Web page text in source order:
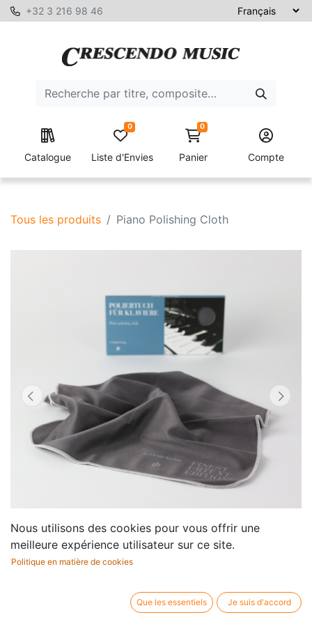
+32 3 216 98 46
Catalogue Liste d'Envies
0 0
Panier Compte
Tous les produits Piano Polishing Cloth
Henle Verlag
Nous utilisons des cookies pour vous offrir une
meilleure expérience utilisateur sur ce site.
Politique en matière de cookies
Que les essentiels Je suis d'accord